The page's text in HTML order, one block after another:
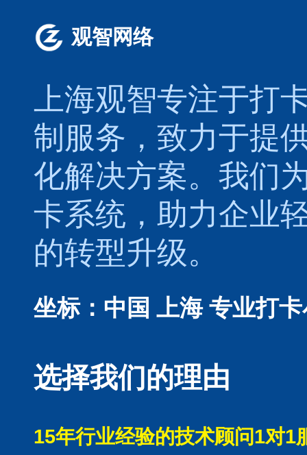
观智网络
上海观智专注于打
制服务，致力于提
化解决方案。我们
卡系统，助力企业
的转型升级。
坐标：中国 上海 专业打
选择我们的理由
15年行业经验的技术顾问1对1